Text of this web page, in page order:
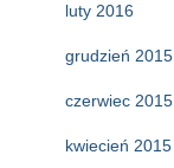
luty 2016
grudzień 2015
czerwiec 2015
kwiecień 2015